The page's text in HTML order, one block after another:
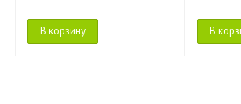
В корзину В